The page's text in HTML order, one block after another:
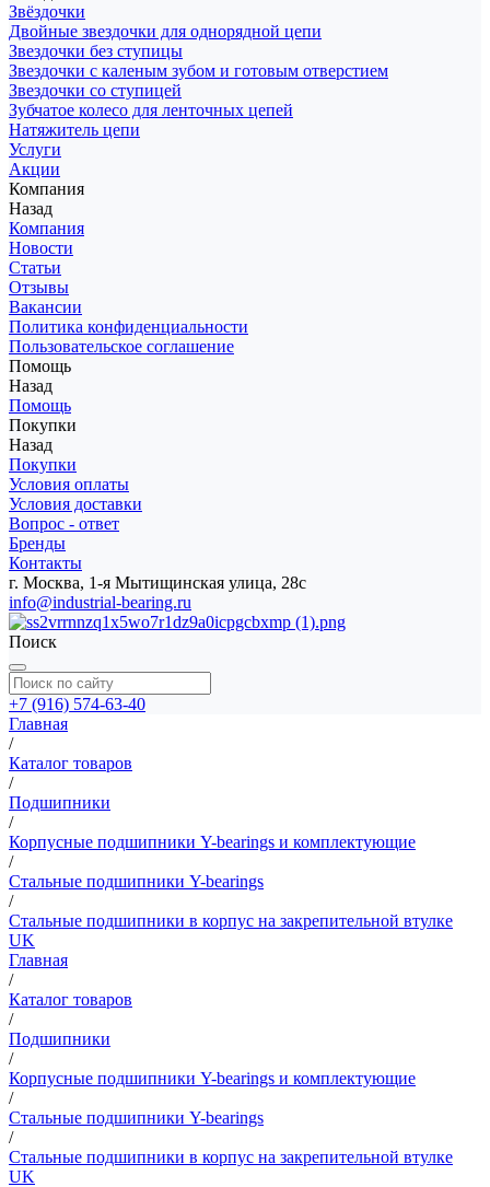
Звёздочки
Двойные звездочки для однорядной цепи
Звездочки без ступицы
Звездочки с каленым зубом и готовым отверстием
Звездочки со ступицей
Зубчатое колесо для ленточных цепей
Натяжитель цепи
Услуги
Акции
Компания
Назад
Компания
Новости
Статьи
Отзывы
Вакансии
Политика конфиденциальности
Пользовательское соглашение
Помощь
Назад
Помощь
Покупки
Назад
Покупки
Условия оплаты
Условия доставки
Вопрос - ответ
Бренды
Контакты
г. Москва, 1-я Мытищинская улица, 28с
info@industrial-bearing.ru
Поиск
+7 (916) 574-63-40
Главная
/
Каталог товаров
/
Подшипники
/
Корпусные подшипники Y-bearings и комплектующие
/
Стальные подшипники Y-bearings
/
Стальные подшипники в корпус на закрепительной втулке
UK
Главная
/
Каталог товаров
/
Подшипники
/
Корпусные подшипники Y-bearings и комплектующие
/
Стальные подшипники Y-bearings
/
Стальные подшипники в корпус на закрепительной втулке
UK